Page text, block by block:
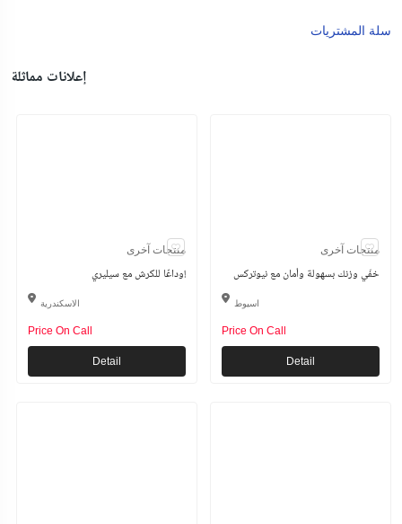
سلة المشتريات
إعلانات مماثلة
منتجات آخرى
وداعًا للكرش مع سيليري!
الاسكندرية
Price On Call
Detail
منتجات آخرى
خفّي وزنك بسهولة وأمان مع نيوتركس
اسيوط
Price On Call
Detail